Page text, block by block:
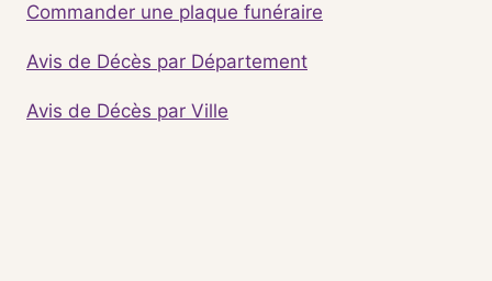
Commander une plaque funéraire
Avis de Décès par Département
Avis de Décès par Ville